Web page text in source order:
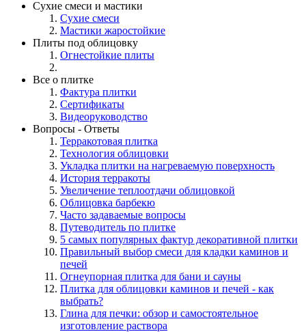
Сухие смеси и мастики
Сухие смеси
Мастики жаростойкие
Плиты под облицовку
Огнестойкие плиты
Все о плитке
Фактура плитки
Сертификаты
Видеоруководство
Вопросы - Ответы
Терракотовая плитка
Технология облицовки
Укладка плитки на нагреваемую поверхность
История терракоты
Увеличение теплоотдачи облицовкой
Облицовка барбекю
Часто задаваемые вопросы
Путеводитель по плитке
5 самых популярных фактур декоративной плитки
Правильный выбор смеси для кладки каминов и
печей
Огнеупорная плитка для бани и сауны
Плитка для облицовки каминов и печей - как
выбрать?
Глина для печки: обзор и самостоятельное
изготовление раствора